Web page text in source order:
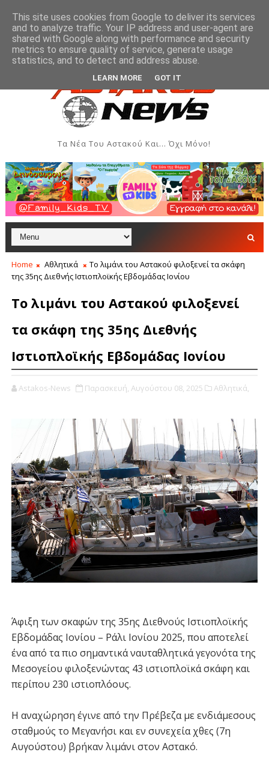
Συλλόγου Γυναικών Αστακού ΠΟΛΙΤΙΣΜΌΣ Παρουσίαση του
Τα Νέα Του Αστακού Και... Όχι Μόνο!
Home Αθλητικά
Το λιμάνι του Αστακού φιλοξενεί τα σκάφη
της 35ης Διεθνής Ιστιοπλοϊκής Εβδομάδας Ιονίου
Το λιμάνι του Αστακού φιλοξενεί
τα σκάφη της 35ης Διεθνής
Ιστιοπλοϊκής Εβδομάδας Ιονίου
Astakos-News Παρασκευή, Αυγούστου 08, 2025 Αθλητικά,
Άφιξη των σκαφών της 35ης Διεθνούς Ιστιοπλοϊκής
Εβδομάδας Ιονίου – Ράλι Ιονίου 2025, που αποτελεί
ένα από τα πιο σημαντικά ναυταθλητικά γεγονότα της
Μεσογείου φιλοξενώντας 43 ιστιοπλοϊκά σκάφη και
περίπου 230 ιστιοπλόους.
Η αναχώρηση έγινε από την Πρέβεζα με ενδιάμεσους
σταθμούς το Μεγανήσι και εν συνεχεία χθες (7η
Αυγούστου) βρήκαν λιμάνι στον Αστακό.
This site uses cookies from Google to deliver its services
and to analyze traffic. Your IP address and user-agent are
shared with Google along with performance and security
metrics to ensure quality of service, generate usage
statistics, and to detect and address abuse.
LEARN MORE GOT IT